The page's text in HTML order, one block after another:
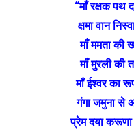
“माँ रक्षक पथ
क्षमा वान
माँ ममता की
माँ मुरली की
माँ ईश्‍वर का
गंगा जमुना से
प्रेम दया